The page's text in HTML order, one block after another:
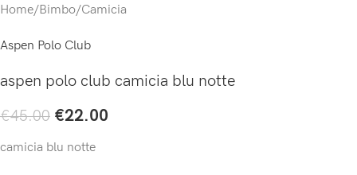
Home/Bimbo/Camicia
Aspen Polo Club
aspen polo club camicia blu notte
€45.00 €22.00
camicia blu notte